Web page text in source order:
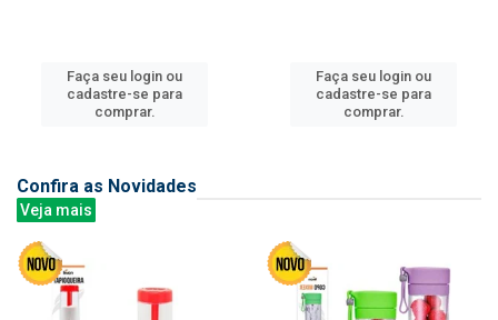
Faça seu login ou
cadastre-se para
comprar.
Faça seu login ou
cadastre-se para
comprar.
Confira as Novidades
Veja mais